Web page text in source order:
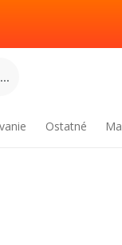
Ostatné